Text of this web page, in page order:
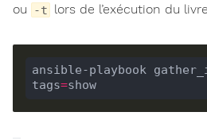
ou -t lors de l’exécution du
ansible-playbook
tags=show